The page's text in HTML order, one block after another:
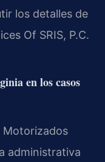
los detalles de
Of SRIS, P.C.
en los casos
Motorizados
administrativa